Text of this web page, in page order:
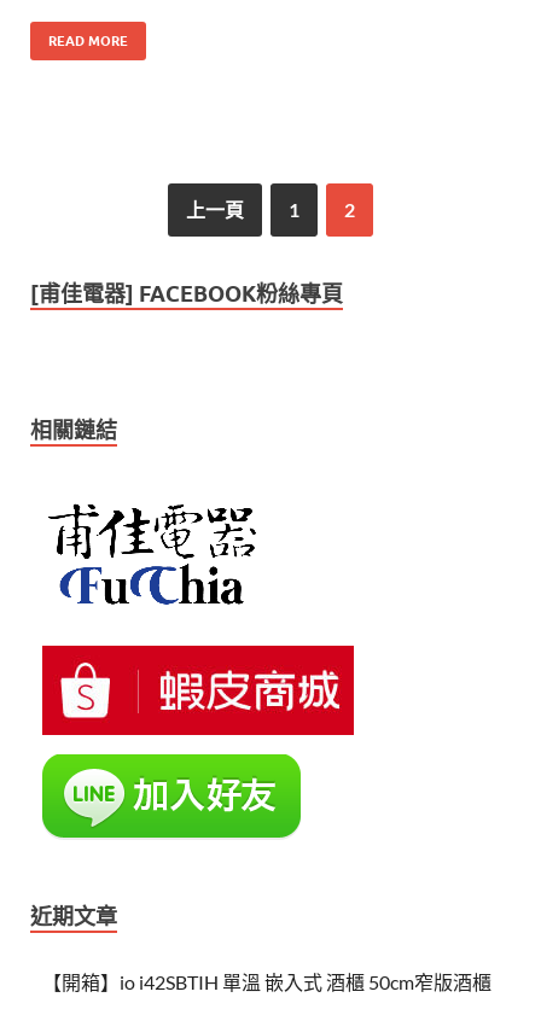
READ MORE
上一頁 1 2
[甫佳電器] FACEBOOK粉絲專頁
相關鏈結
近期文章
【開箱】io i42SBTIH 單溫 嵌入式 酒櫃 50cm窄版酒櫃